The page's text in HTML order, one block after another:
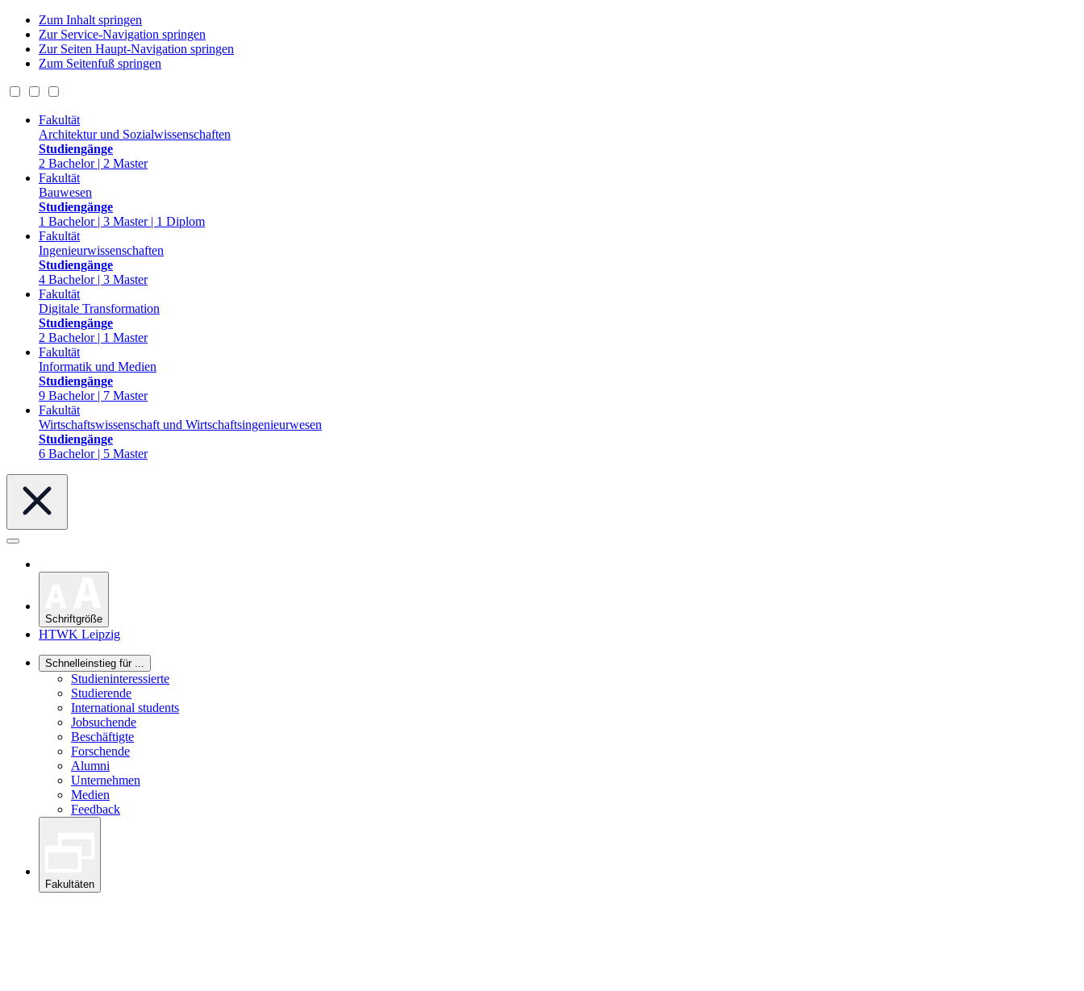
Zum Inhalt springen
Zur Service-Navigation springen
Zur Seiten Haupt-Navigation springen
Zum Seitenfuß springen
Fakultät
Architektur und Sozialwissenschaften
Studiengänge
2 Bachelor | 2 Master
Fakultät
Bauwesen
Studiengänge
1 Bachelor | 3 Master | 1 Diplom
Fakultät
Ingenieurwissenschaften
Studiengänge
4 Bachelor | 3 Master
Fakultät
Digitale Transformation
Studiengänge
2 Bachelor | 1 Master
Fakultät
Informatik und Medien
Studiengänge
9 Bachelor | 7 Master
Fakultät
Wirtschaftswissenschaft und Wirtschaftsingenieurwesen
Studiengänge
6 Bachelor | 5 Master
Schriftgröße
HTWK Leipzig
Schnelleinstieg für ...
Studieninteressierte
Studierende
International students
Jobsuchende
Beschäftigte
Forschende
Alumni
Unternehmen
Medien
Feedback
Fakultäten